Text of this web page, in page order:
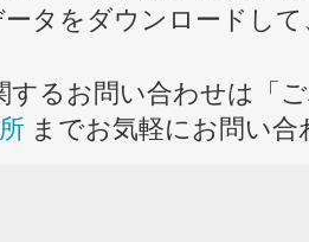
ータをダウンロードし
するお問い合わせは「
までお気軽にお問い